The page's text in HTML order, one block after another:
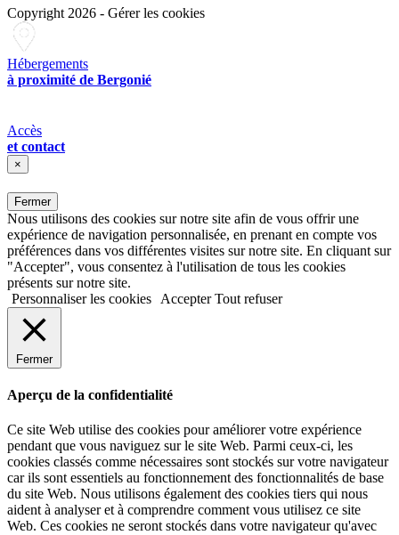
Copyright 2026 - Gérer les cookies
Hébergements
à proximité de Bergonié
Accès
et contact
×
Fermer
Nous utilisons des cookies sur notre site afin de vous offrir une
expérience de navigation personnalisée, en prenant en compte vos
préférences dans vos différentes visites sur notre site. En cliquant sur
"Accepter", vous consentez à l'utilisation de tous les cookies
présents sur notre site.
Personnaliser les cookies
Accepter Tout refuser
Fermer
Aperçu de la confidentialité
Ce site Web utilise des cookies pour améliorer votre expérience
pendant que vous naviguez sur le site Web. Parmi ceux-ci, les
cookies classés comme nécessaires sont stockés sur votre navigateur
car ils sont essentiels au fonctionnement des fonctionnalités de base
du site Web. Nous utilisons également des cookies tiers qui nous
aident à analyser et à comprendre comment vous utilisez ce site
Web. Ces cookies ne seront stockés dans votre navigateur qu'avec